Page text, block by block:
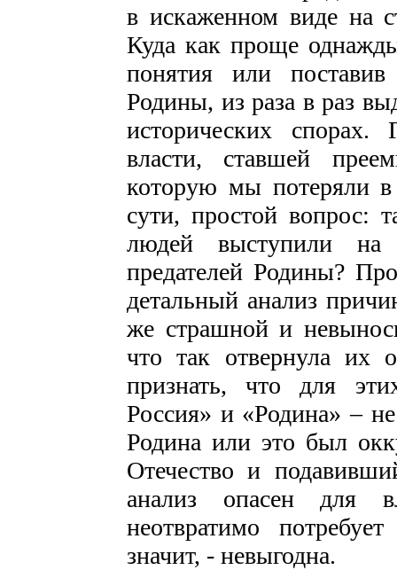
в искаженном виде на
Куда как проще
понятия или
Родины, из раза в раз
исторических
власти, ставшей
которую мы потеряли
сути, простой вопрос:
людей выступили на
предателей Родины?
детальный анализ
же страшной и
что так отвернула их
признать, что для
Россия» и «Родина» –
Родина или это был
Отечество и
анализ опасен для
неотвратимо
значит, - невыгодна.